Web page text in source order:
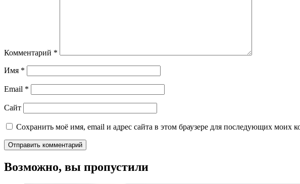
Комментарий *
Имя *
Email *
Сайт
Сохранить моё имя, email и адрес сайта в этом браузере для последующих моих
Возможно, вы пропустили